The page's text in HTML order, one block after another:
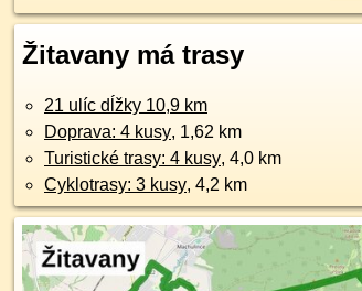
Žitavany má trasy
21 ulíc dĺžky 10,9 km
Doprava: 4 kusy, 1,62 km
Turistické trasy: 4 kusy, 4,0 km
Cyklotrasy: 3 kusy, 4,2 km